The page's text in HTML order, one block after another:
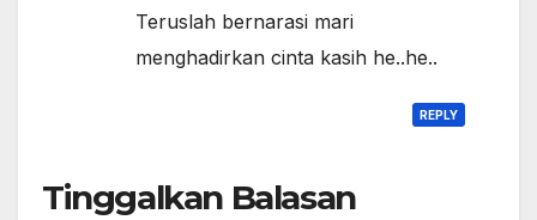
Teruslah bernarasi mari
menghadirkan cinta kasih he..he..
REPLY
Tinggalkan Balasan